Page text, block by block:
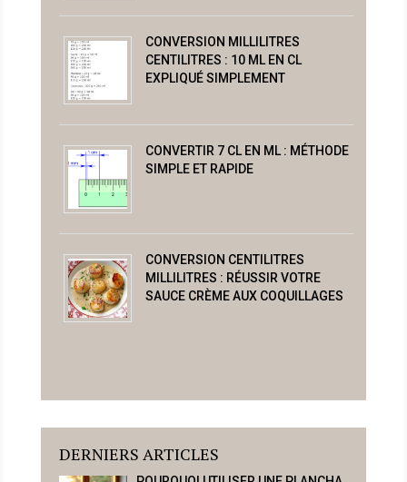
CONVERSION MILLILITRES
CENTILITRES : 10 ML EN CL
EXPLIQUÉ SIMPLEMENT
CONVERTIR 7 CL EN ML : MÉTHODE
SIMPLE ET RAPIDE
CONVERSION CENTILITRES
MILLILITRES : RÉUSSIR VOTRE
SAUCE CRÈME AUX COQUILLAGES
DERNIERS ARTICLES